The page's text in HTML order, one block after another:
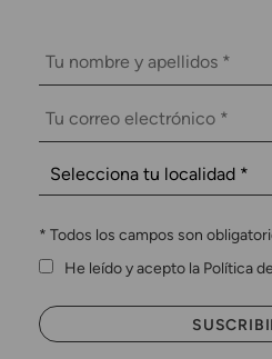
* Todos los campos son
He leído y acepto la Política